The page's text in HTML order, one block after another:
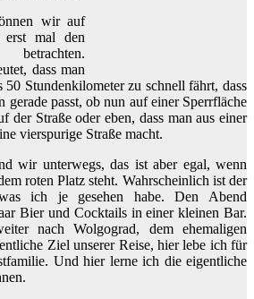
wir auf
erst mal den
dass man
50 Stundenkilometer zu schnell fährt, dass
gerade passt, ob nun auf einer Sperrfläche
der Straße oder eben, dass man aus einer
vierspurige Straße macht.
wir unterwegs, das ist aber egal, wenn
roten Platz steht. Wahrscheinlich ist der
ich je gesehen habe. Den Abend
Bier und Cocktails in einer kleinen Bar.
nach Wolgograd, dem ehemaligen
Ziel unserer Reise, hier lebe ich für
Und hier lerne ich die eigentliche